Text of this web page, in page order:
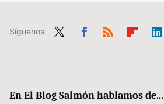
Síguenos
En El Blog Salmón hablamos de...